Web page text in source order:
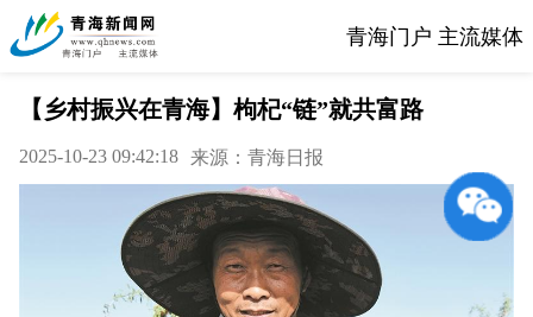
青海门户 主流媒体
【乡村振兴在青海】枸杞“链”就共富路
2025-10-23 09:42:18 来源：青海日报